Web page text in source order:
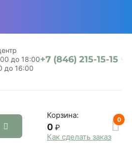
до 18:00
до 16:00
+7 (846) 215-15-15
Корзина:
0 ₽
Как сделать заказ
0